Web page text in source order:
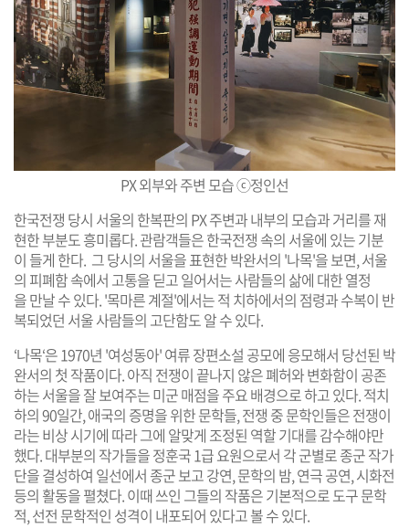
PX 외부와 주변 모습ⓒ정인선
한국전쟁 당시 서울의 한복판의 PX주변과 내부의 모습과 거리를 재
현한 부분도 흥미롭다. 관람객들은 한국전쟁 속의 서울에 있는 기분
이 들게 한다. 그 당시의 서울을 표현한 박완서의 '나목'을 보면, 서울
의 피폐함 속에서 고통을 딛고 일어서는 사람들의 삶에 대한 열정
을 만날 수 있다. '목마른 계절'에서는 적 치하에서의 점령과 수복이 반
복되었던 서울 사람들의 고단함도 알 수 있다.
‘나목‘은 1970년 '여성동아' 여류 장편소설 공모에 응모해서 당선된 박
완서의 첫 작품이다. 아직 전쟁이 끝나지 않은 폐허와 변화함이 공존
하는 서울을 잘 보여주는 미군 매점을 주요 배경으로 하고 있다. 적치
하의 90일간, 애국의 증명을 위한 문학들, 전쟁 중 문학인들은 전쟁이
라는 비상 시기에 따라 그에 알맞게 조정된 역할 기대를 감수해야만
했다. 대부분의 작가들을 정훈국 1급 요원으로서 각 군별로 종군 작가
단을 결성하여 일선에서 종군 보고 강연, 문학의 밤, 연극 공연, 시화전
등의 활동을 펼쳤다. 이때 쓰인 그들의 작품은 기본적으로 도구 문학
적, 선전 문학적인 성격이 내포되어 있다고 볼 수 있다.